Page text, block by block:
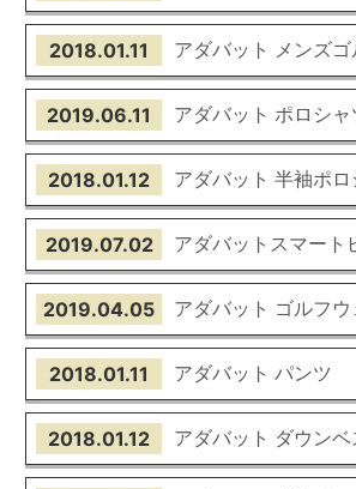
2018.01.11 アダバット メンズ
2019.06.11 アダバット ポロシャ
2018.01.12 アダバット 半袖ポロ
2019.07.02 アダバットスマート
2019.04.05 アダバット ゴルフウ
2018.01.11 アダバット パンツ
2018.01.12 アダバット ダウンベ